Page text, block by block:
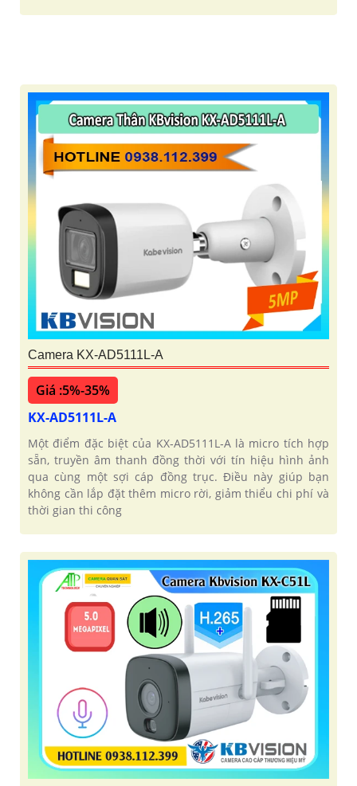
Camera KX-AD5111L-A
Giá :5%-35%
KX-AD5111L-A
Một điểm đặc biệt của KX‑AD5111L‑A là micro tích hợp
sẵn, truyền âm thanh đồng thời với tín hiệu hình ảnh
qua cùng một sợi cáp đồng trục. Điều này giúp bạn
không cần lắp đặt thêm micro rời, giảm thiểu chi phí và
thời gian thi công